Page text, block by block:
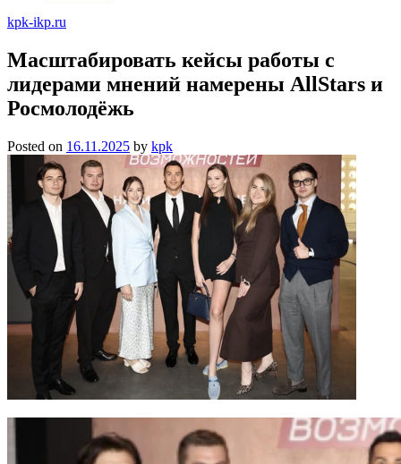
kpk-ikp.ru
Масштабировать кейсы работы с
лидерами мнений намерены AllStars и
Росмолодёжь
Posted on 16.11.2025 by kpk